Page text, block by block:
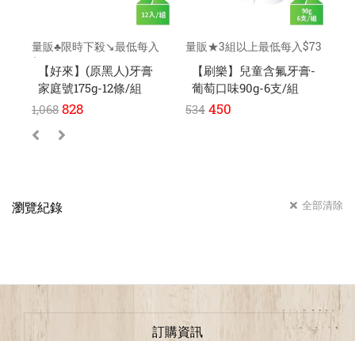
量販♣限時下殺↘️最低每入
$59元
【好來】(原黑人)牙膏
家庭號175g-12條/組
1,068 828
量販★3組以上最低每入$73
【刷樂】兒童含氟牙膏-
葡萄口味90g-6支/組
534 450
瀏覽紀錄 全部清除
訂購資訊